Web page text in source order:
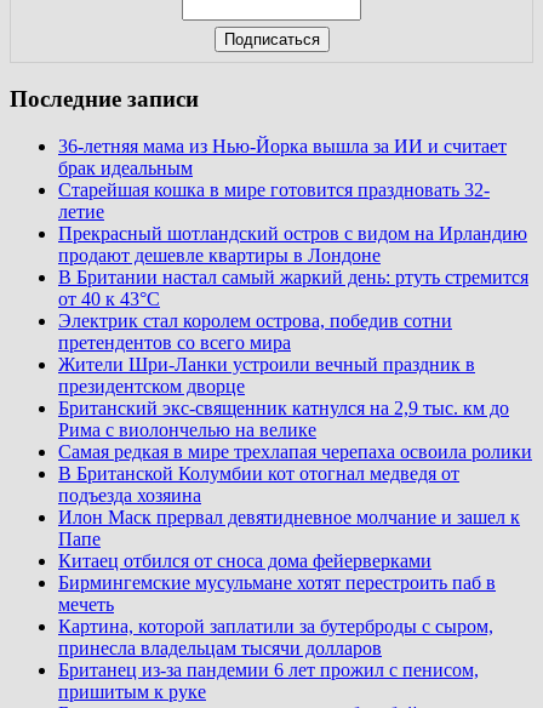
Последние записи
36-летняя мама из Нью-Йорка вышла за ИИ и считает
брак идеальным
Старейшая кошка в мире готовится праздновать 32-
летие
Прекрасный шотландский остров с видом на Ирландию
продают дешевле квартиры в Лондоне
В Британии настал самый жаркий день: ртуть стремится
от 40 к 43°C
Электрик стал королем острова, победив сотни
претендентов со всего мира
Жители Шри-Ланки устроили вечный праздник в
президентском дворце
Британский экс-священник катнулся на 2,9 тыс. км до
Рима с виолончелью на велике
Самая редкая в мире трехлапая черепаха освоила ролики
В Британской Колумбии кот отогнал медведя от
подъезда хозяина
Илон Маск прервал девятидневное молчание и зашел к
Папе
Китаец отбился от сноса дома фейерверками
Бирмингемские мусульмане хотят перестроить паб в
мечеть
Картина, которой заплатили за бутерброды с сыром,
принесла владельцам тысячи долларов
Британец из-за пандемии 6 лет прожил с пенисом,
пришитым к руке